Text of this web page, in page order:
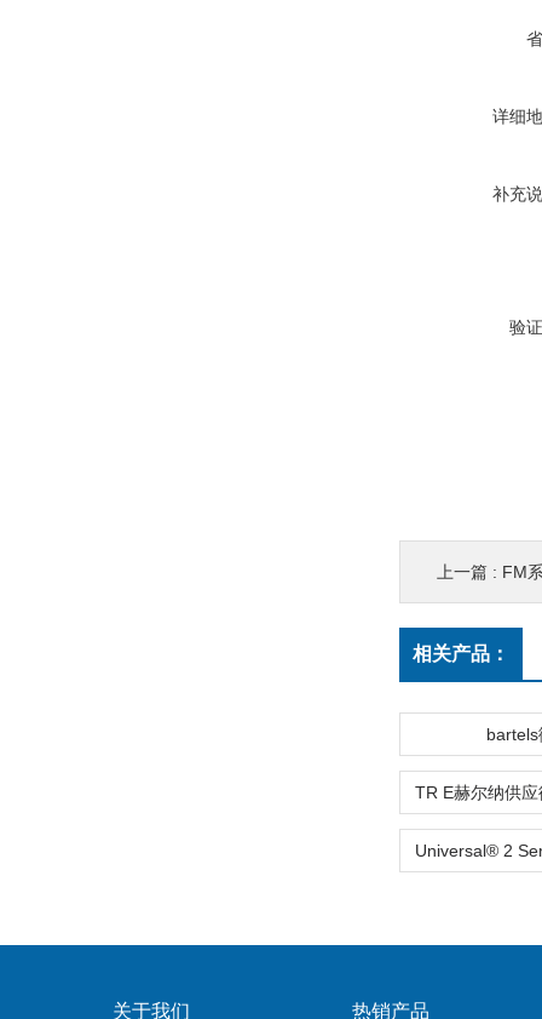
详细
补充
验
上一篇 : FM
相关产品：
bartels
关于我们 热销产品